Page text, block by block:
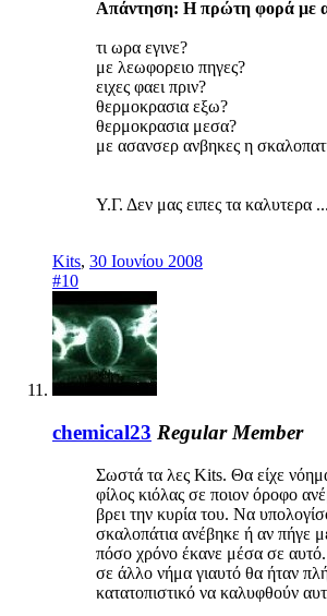
Απάντηση: Η πρώτη φορά με
τι ωρα εγινε?
με λεωφορειο πηγες?
ειχες φαει πριν?
θερμοκρασια εξω?
θερμοκρασια μεσα?
με ασανσερ ανβηκες η
Υ.Γ. Δεν μας ειπες τα καλυτερα
Kits, 30 Ιουνίου 2008
#10
chemical23 Regular Member
Σωστά τα λες Kits. Θα είχε
φίλος κιόλας σε ποιον όροφο
βρει την κυρία του. Να
σκαλοπάτια ανέβηκε ή αν πήγε
πόσο χρόνο έκανε μέσα σε
σε άλλο νήμα γιαυτό θα ήταν
κατατοπιστικό να καλυφθούν